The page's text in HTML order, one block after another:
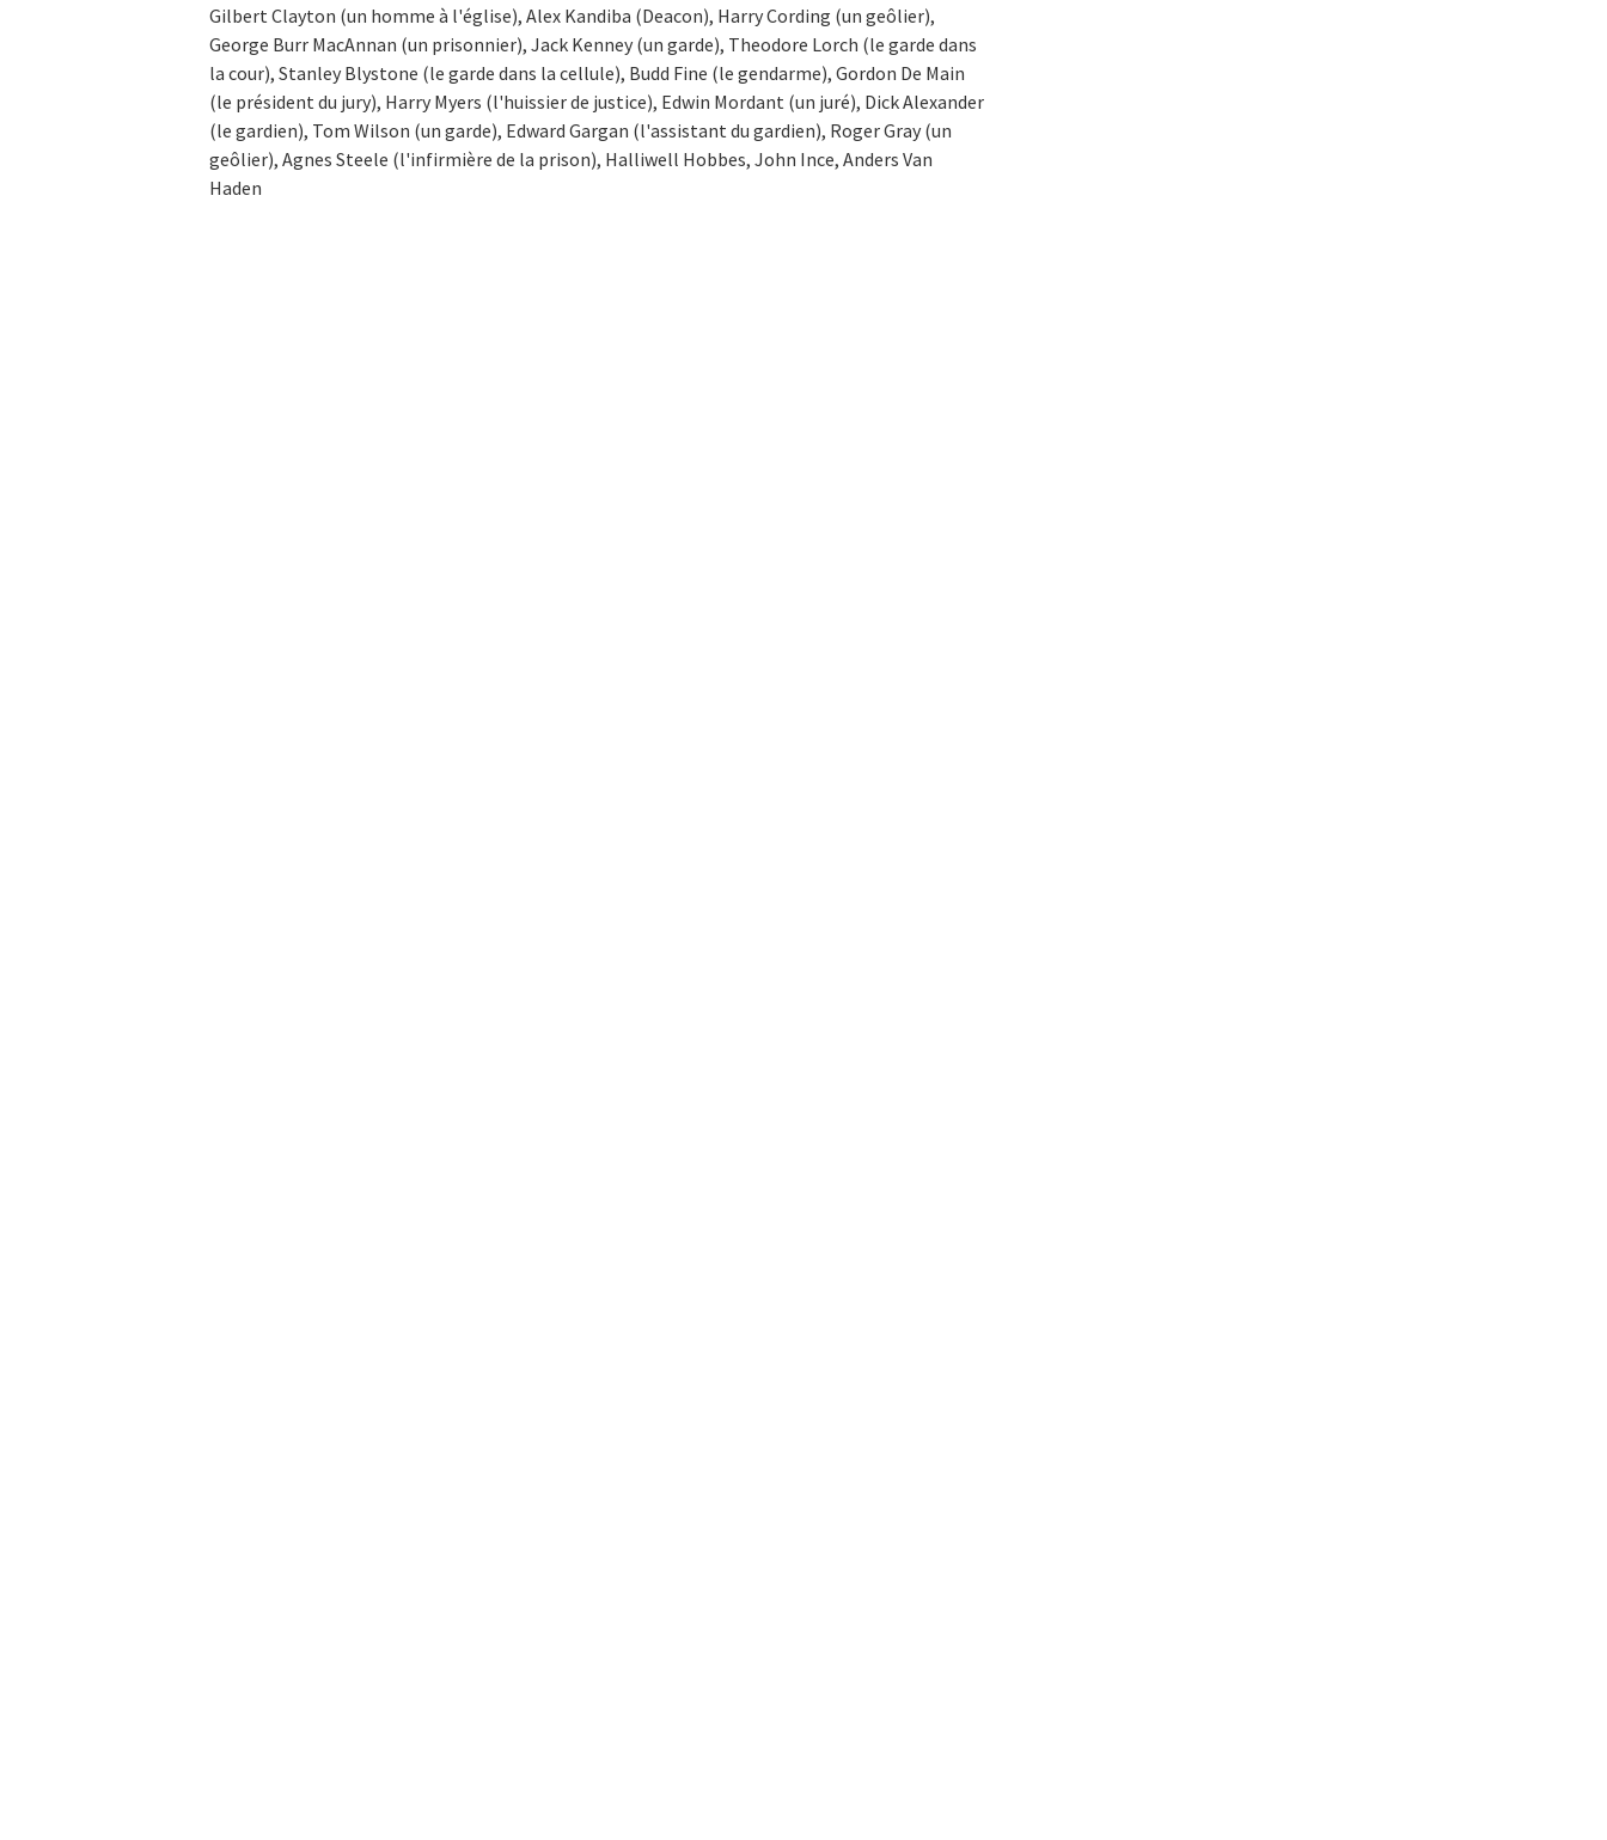
Gilbert Clayton (un homme à l'église), Alex Kandiba (Deacon), Harry Cording (un geôlier),
George Burr MacAnnan (un prisonnier), Jack Kenney (un garde), Theodore Lorch (le garde dans
la cour), Stanley Blystone (le garde dans la cellule), Budd Fine (le gendarme), Gordon De Main
(le président du jury), Harry Myers (l'huissier de justice), Edwin Mordant (un juré), Dick Alexander
(le gardien), Tom Wilson (un garde), Edward Gargan (l'assistant du gardien), Roger Gray (un
geôlier), Agnes Steele (l'infirmière de la prison), Halliwell Hobbes, John Ince, Anders Van
Haden